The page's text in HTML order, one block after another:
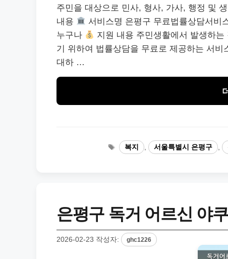
주민을 대상으로 민사, 형사, 가사, 행정 및
내용
서비스명 은평구 무료법률상담서비
누구나
지원 내용 주민생활에서 발생하
기 위하여 법률상담을 무료로 제공하는 서
대하 …
태
그
복지 , 서울특별시 은평구 ,
은평구 독거 어르신 야
2026-02-23 작성자: ghc1226